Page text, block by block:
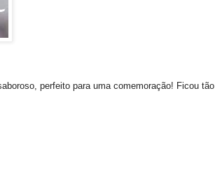
perfeito para uma comemoração! Ficou tão